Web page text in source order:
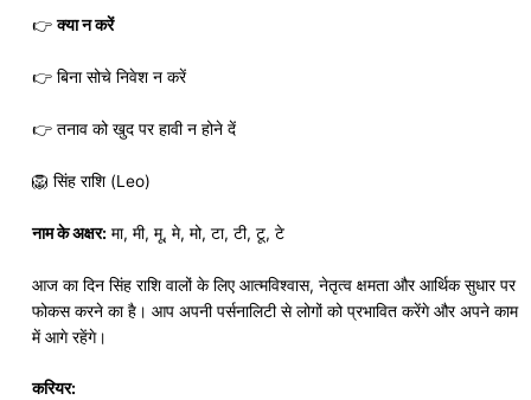
👉क्या न करें
👉 बिना सोचे निवेश न करें
👉 तनाव को खुद पर हावी न होने दें
🦁 सिंह राशि (Leo)
नाम के अक्षर: मा, मी, मू, मे, मो, टा, टी, टू, टे
आज का दिन सिंह राशि वालों के लिए आत्मविश्वास, नेतृत्व क्षमता और आर्थिक सुधार पर
फोकस करने का है। आप अपनी पर्सनालिटी से लोगों को प्रभावित करेंगे और अपने काम
में आगे रहेंगे।
करियर: